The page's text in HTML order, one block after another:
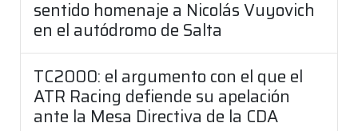
sentido homenaje a Nicolás Vuyovich
en el autódromo de Salta
TC2000: el argumento con el que el
ATR Racing defiende su apelación
ante la Mesa Directiva de la CDA